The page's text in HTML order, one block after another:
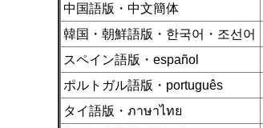
中国語版・中文簡体
韓国・朝鮮語版・한국어・조선어
スペイン語版・español
ポルトガル語版・português
タイ語版・ภาษาไทย